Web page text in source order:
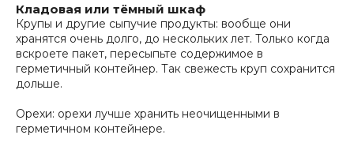
Кладовая или тёмный шкаф
Крупы и другие сыпучие продукты: вообще они
хранятся очень долго, до нескольких лет. Только когда
вскроете пакет, пересыпьте содержимое в
герметичный контейнер. Так свежесть круп сохранится
дольше.
Орехи: орехи лучше хранить неочищенными в
герметичном контейнере.